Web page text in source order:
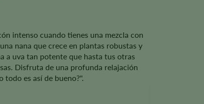
intenso cuando tienes una mezcla con
nana que crece en plantas robustas y
a uva tan potente que hasta tus otras
Disfruta de una profunda relajación
es así de bueno?".